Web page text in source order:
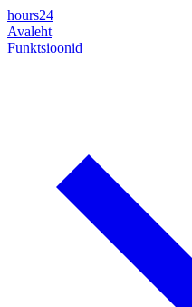
hours24
Avaleht
Funktsioonid